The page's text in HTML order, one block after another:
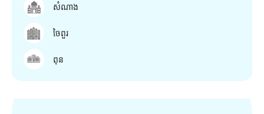
សំណាង
ចៃពួរ
ពុន